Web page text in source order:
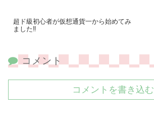
超ド級初心者が仮想通貨一から始めてみ
ました‼️
コメント
コメントを書き込む